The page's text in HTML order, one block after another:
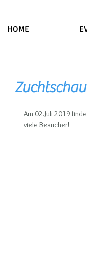
HOME
Zuchtschau
​Am 02.Juli 2019
viele Besucher!